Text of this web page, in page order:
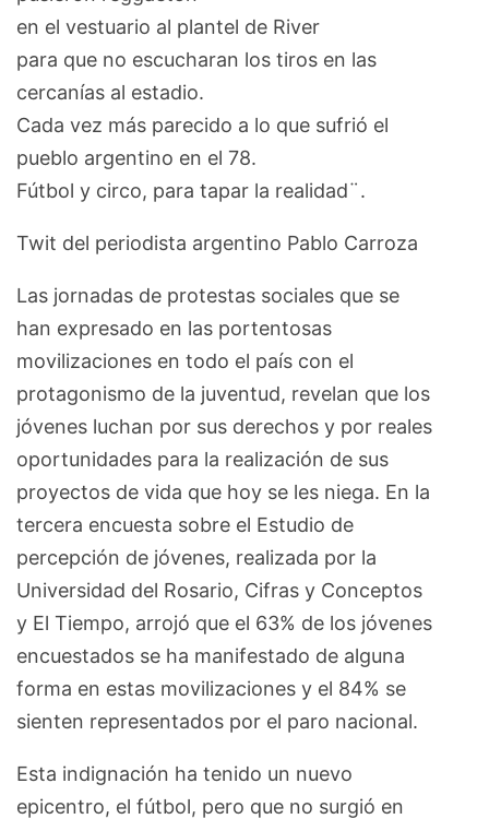
en el vestuario al plantel de River
para que no escucharan los tiros en las
cercanías al estadio.
Cada vez más parecido a lo que sufrió el
pueblo argentino en el 78.
Fútbol y circo, para tapar la realidad¨.
Twit del periodista argentino Pablo Carroza
Las jornadas de protestas sociales que se
han expresado en las portentosas
movilizaciones en todo el país con el
protagonismo de la juventud, revelan que los
jóvenes luchan por sus derechos y por reales
oportunidades para la realización de sus
proyectos de vida que hoy se les niega. En la
tercera encuesta sobre el Estudio de
percepción de jóvenes, realizada por la
Universidad del Rosario, Cifras y Conceptos
y El Tiempo, arrojó que el 63% de los jóvenes
encuestados se ha manifestado de alguna
forma en estas movilizaciones y el 84% se
sienten representados por el paro nacional.
Esta indignación ha tenido un nuevo
epicentro, el fútbol, pero que no surgió en